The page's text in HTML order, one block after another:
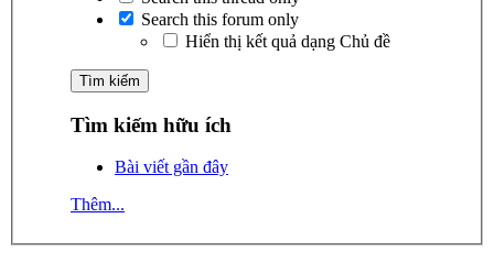
Search this forum only
Hiển thị kết quả dạng Chủ đề
Tìm kiếm hữu ích
Bài viết gần đây
Thêm...